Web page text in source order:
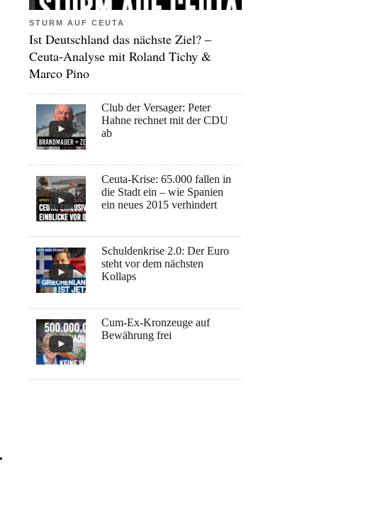
STURM AUF CEUTA
Ist Deutschland das nächste Ziel? –
Ceuta-Analyse mit Roland Tichy &
Marco Pino
Club der Versager: Peter
Hahne rechnet mit der CDU
ab
Ceuta-Krise: 65.000 fallen in
die Stadt ein – wie Spanien
ein neues 2015 verhindert
Schuldenkrise 2.0: Der Euro
steht vor dem nächsten
Kollaps
Cum-Ex-Kronzeuge auf
Bewährung frei